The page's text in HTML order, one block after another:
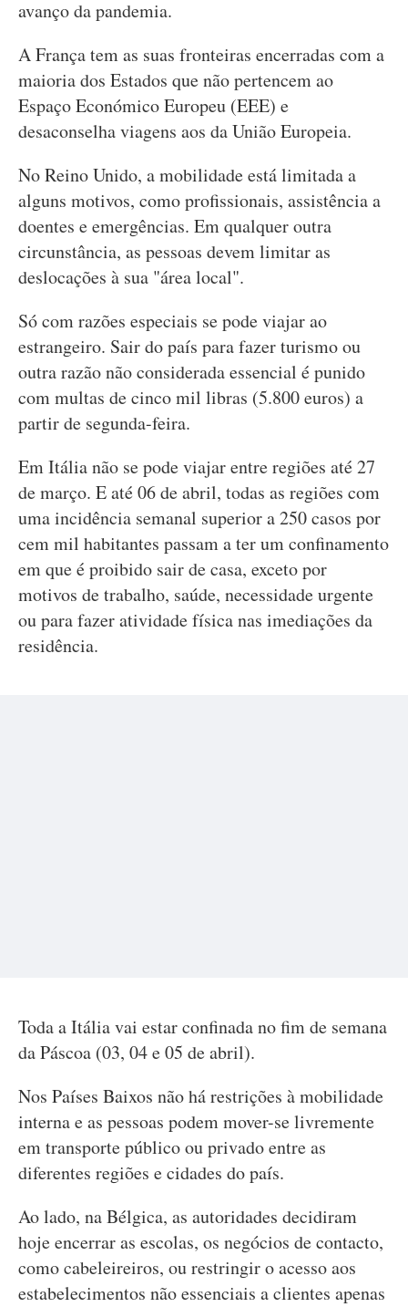
avanço da pandemia.
A França tem as suas fronteiras encerradas com a
maioria dos Estados que não pertencem ao
Espaço Económico Europeu (EEE) e
desaconselha viagens aos da União Europeia.
No Reino Unido, a mobilidade está limitada a
alguns motivos, como profissionais, assistência a
doentes e emergências. Em qualquer outra
circunstância, as pessoas devem limitar as
deslocações à sua "área local".
Só com razões especiais se pode viajar ao
estrangeiro. Sair do país para fazer turismo ou
outra razão não considerada essencial é punido
com multas de cinco mil libras (5.800 euros) a
partir de segunda-feira.
Em Itália não se pode viajar entre regiões até 27
de março. E até 06 de abril, todas as regiões com
uma incidência semanal superior a 250 casos por
cem mil habitantes passam a ter um confinamento
em que é proibido sair de casa, exceto por
motivos de trabalho, saúde, necessidade urgente
ou para fazer atividade física nas imediações da
residência.
Toda a Itália vai estar confinada no fim de semana
da Páscoa (03, 04 e 05 de abril).
Nos Países Baixos não há restrições à mobilidade
interna e as pessoas podem mover-se livremente
em transporte público ou privado entre as
diferentes regiões e cidades do país.
Ao lado, na Bélgica, as autoridades decidiram
hoje encerrar as escolas, os negócios de contacto,
como cabeleireiros, ou restringir o acesso aos
estabelecimentos não essenciais a clientes apenas